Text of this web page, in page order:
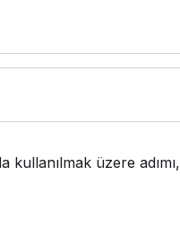
kullanılmak üzere